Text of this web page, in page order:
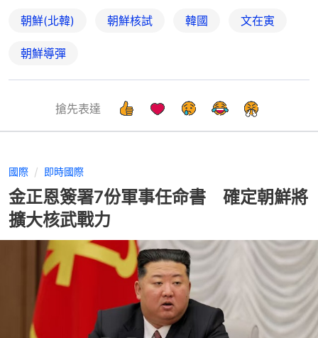
朝鮮(北韓) 朝鮮核試 韓國 文在寅
朝鮮導彈
搶先表達
國際 即時國際
金正恩簽署7份軍事任命書 確定朝鮮將
擴大核武戰力